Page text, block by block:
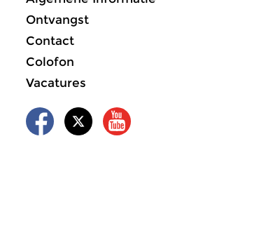
Ontvangst
Contact
Colofon
Vacatures